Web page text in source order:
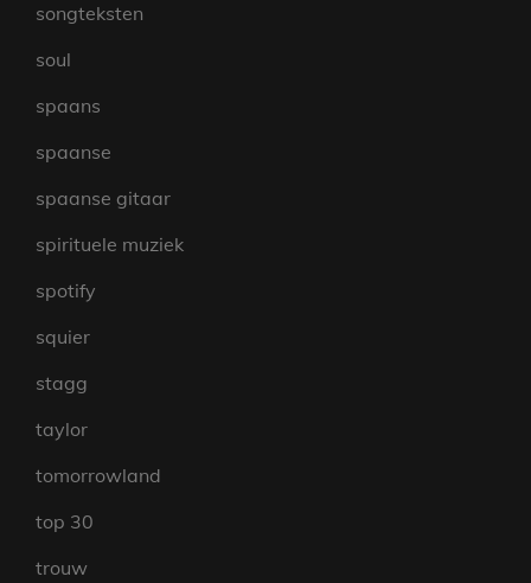
songteksten
soul
spaans
spaanse
spaanse gitaar
spirituele muziek
spotify
squier
stagg
taylor
tomorrowland
top 30
trouw